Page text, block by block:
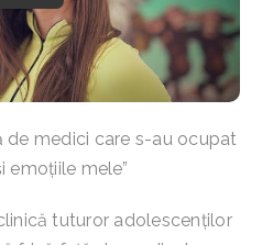
de medici care s-au ocupat
emoțiile mele”
tuturor adolescenților